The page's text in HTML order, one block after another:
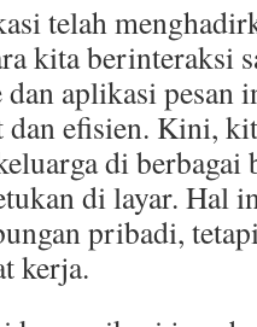
telah
kita berinteraksi
dan aplikasi pesan
efisien. Kini,
di berbagai
di layar. Hal
pribadi,
kerja.